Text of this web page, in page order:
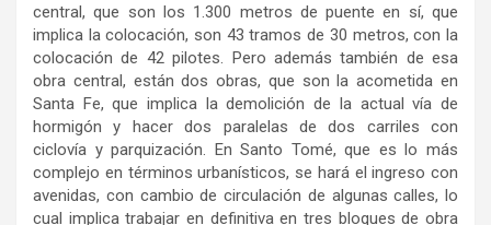
central, que son los 1.300 metros de puente en sí, que
implica la colocación, son 43 tramos de 30 metros, con la
colocación de 42 pilotes. Pero además también de esa
obra central, están dos obras, que son la acometida en
Santa Fe, que implica la demolición de la actual vía de
hormigón y hacer dos paralelas de dos carriles con
ciclovía y parquización. En Santo Tomé, que es lo más
complejo en términos urbanísticos, se hará el ingreso con
avenidas, con cambio de circulación de algunas calles, lo
cual implica trabajar en definitiva en tres bloques de obra